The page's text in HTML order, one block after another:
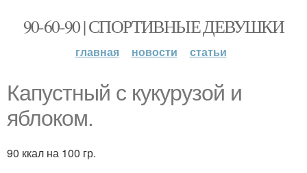
90-60-90 | СПОРТИВНЫЕ ДЕВУШКИ
главная новости статьи
Капустный с кукурузой и
яблоком.
90 ккал на 100 гр.